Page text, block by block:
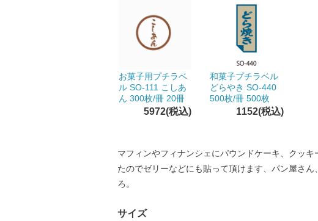
お菓子用プチラベ
ル SO-111 こしあ
ん 300枚/冊 20冊
和菓子プチラベル
どらやき SO-440
500枚/冊 500枚
5972(税込) 1152(税込)
マフィンやフィナンシェにパウンドケーキ、クッ
たのでゼリーなどにも貼って頂けます、パン屋さ
ろ。
サイズ